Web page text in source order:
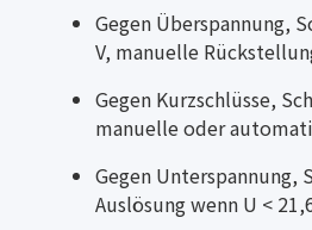
Gegen Überspannung,
V, manuelle
Gegen Kurzschlüsse,
manuelle oder
Gegen Unterspannung,
Auslösung wenn U <